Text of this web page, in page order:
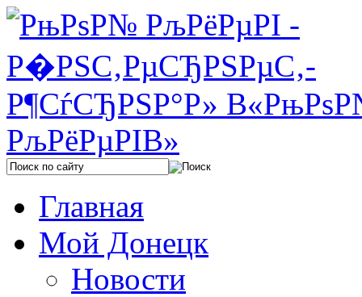
Главная
Мой Донецк
Новости